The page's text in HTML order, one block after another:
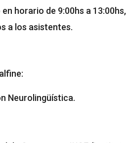
horario de 9:00hs a
a los asistentes.
Neurolingüística.